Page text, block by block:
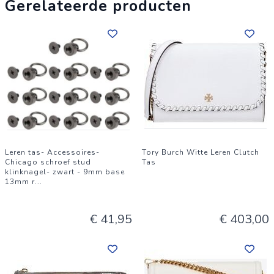
Gerelateerde producten
Leren tas- Accessoires-
Chicago schroef stud
klinknagel- zwart - 9mm base
13mm r...
€ 41,95
Tory Burch Witte Leren Clutch
Tas
€ 403,00